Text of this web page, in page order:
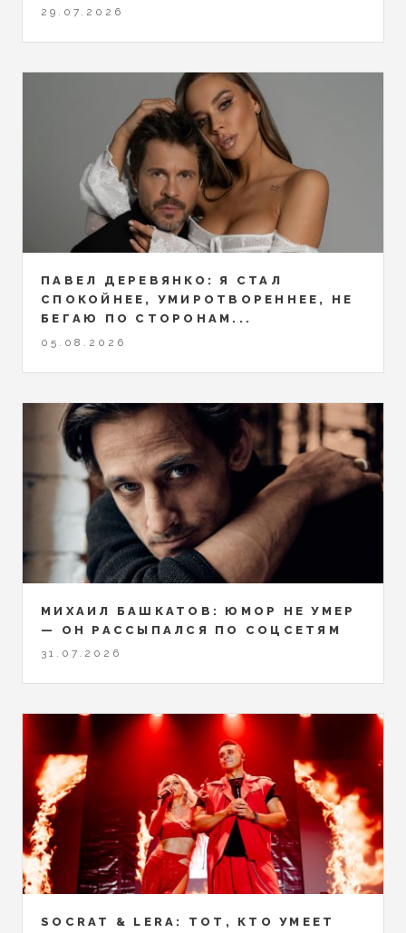
29.07.2026
ПАВЕЛ ДЕРЕВЯНКО: Я СТАЛ
СПОКОЙНЕЕ, УМИРОТВОРЕННЕЕ, НЕ
БЕГАЮ ПО СТОРОНАМ...
05.08.2026
МИХАИЛ БАШКАТОВ: ЮМОР НЕ УМЕР
— ОН РАССЫПАЛСЯ ПО СОЦСЕТЯМ
31.07.2026
SOCRAT & LERA: ТОТ, КТО УМЕЕТ